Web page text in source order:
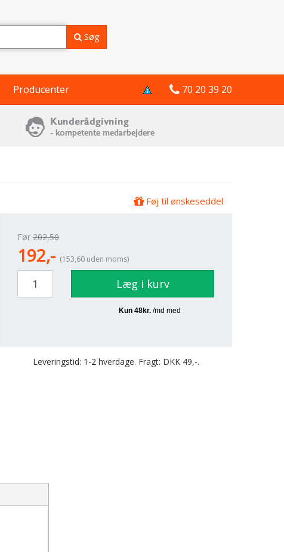
Søg
Producenter 70 20 39 20
Føj til ønskeseddel
Før 202,50
192,- (153,60 uden moms)
Læg i kurv
Leveringstid: 1-2 hverdage. Fragt: DKK 49,-.